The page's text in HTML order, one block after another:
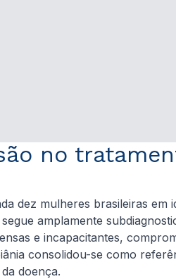
no
dez mulheres brasileiras em
amplamente
e incapacitantes,
consolidou-se como
doença.